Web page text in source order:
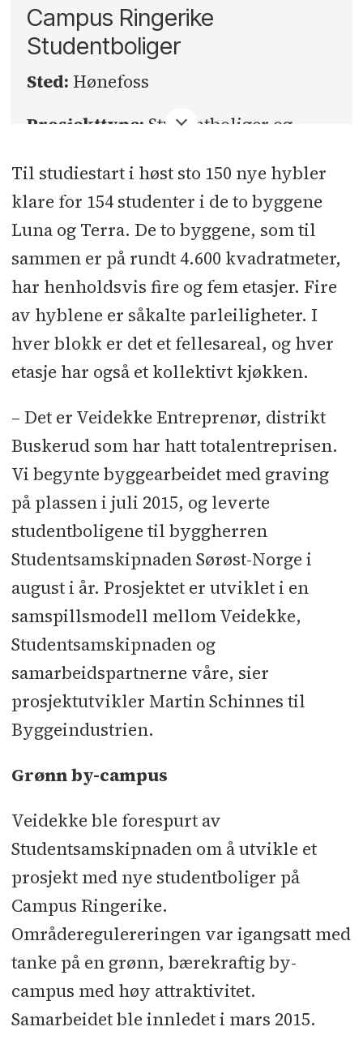
Campus Ringerike
Studentboliger
Sted: Hønefoss
Prosjekttype: Studentboliger og
Bruttoareal:8780 kvadratmeter
inkludert, parkering, høyskolerettet
næringsareal og tekniske rom
Byggherre:Studentsamskipnaden
Sørøst-Norge
Byggherreombud: Olaussen
Rådgivende Ingeniørkontor
Totalentreprenør:Veidekke
Entreprenør
Kontraktssum eks. mva:108
millioner kroner
Arkitekt:Code Arkitekter
Rådgivere:RIB: Høyer Finseth l
RIBR: Brann- og
Sikkerhetsrådgivning l RIG: Golder
Associates l RIV: Nor-klima T.
Svendsen og EM-teknikk l RIRør
fjernvarme og utomhus: COWI l
RIByFy: Rambøll l RIAku: Brekke &
Montører Kongsberg l RIEnergi:
Itech
Underentreprenører og
leverandører:
Elektro: Forenede
Montører Kongsberg l Ventilasjon:
Nor-Klima T. Svendsen l Rørlegger:
Varme og Sanitær l
Grunnentreprenør: Isachsen Anlegg l
Til studiestart i høst sto 150 nye hybler
klare for 154 studenter i de to byggene
Luna og Terra. De to byggene, som til
sammen er på rundt 4.600 kvadratmeter,
har henholdsvis fire og fem etasjer. Fire
av hyblene er såkalte parleiligheter. I
hver blokk er det et fellesareal, og hver
etasje har også et kollektivt kjøkken.
– Det er Veidekke Entreprenør, distrikt
Buskerud som har hatt totalentreprisen.
Vi begynte byggearbeidet med graving
på plassen i juli 2015, og leverte
studentboligene til byggherren
Studentsamskipnaden Sørøst-Norge i
august i år. Prosjektet er utviklet i en
samspillsmodell mellom Veidekke,
Studentsamskipnaden og
samarbeidspartnerne våre, sier
prosjektutvikler Martin Schinnes til
Byggeindustrien.
Grønn by-campus
Veidekke ble forespurt av
Studentsamskipnaden om å utvikle et
prosjekt med nye studentboliger på
Campus Ringerike.
Områderegulereringen var igangsatt med
tanke på en grønn, bærekraftig by-
campus med høy attraktivitet.
Samarbeidet ble innledet i mars 2015.